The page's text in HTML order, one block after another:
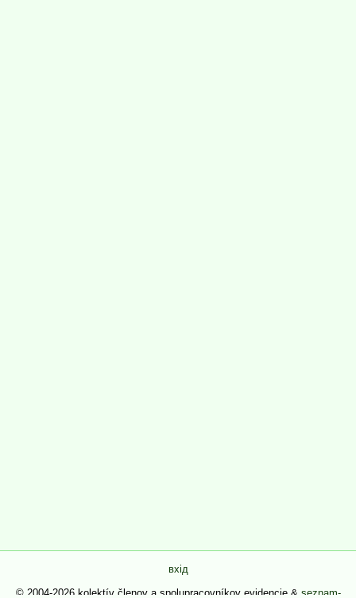
вхід
© 2004-2026 kolektív členov a spolupracovníkov evidencie & seznam-